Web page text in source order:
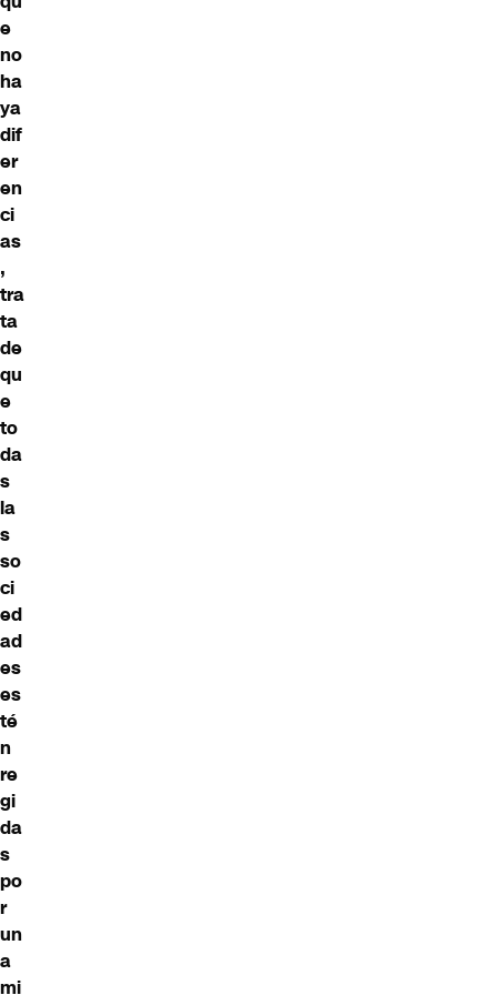
e
no
ha
ya
dif
er
en
ci
as
,
tra
ta
de
qu
e
to
da
s
la
s
so
ci
ed
ad
es
es
té
n
re
gi
da
s
po
r
un
a
mi